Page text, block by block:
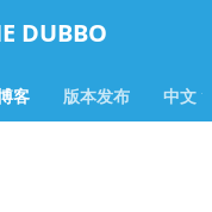
DUBBO
客 版本发布 中文